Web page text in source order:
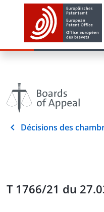
Décisions des
T 1766/21 du